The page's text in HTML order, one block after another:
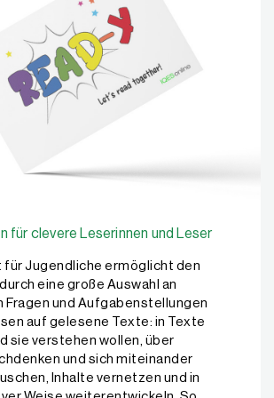
für clevere Leserinnen und Leser
für Jugendliche ermöglicht den
eine große Auswahl an
Fragen und Aufgabenstellungen
auf gelesene Texte: in Texte
sie verstehen wollen, über
und sich miteinander
Inhalte vernetzen und in